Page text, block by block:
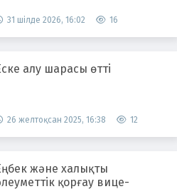
31 шілде 2026, 16:02 16
алу шарасы өтті
26 желтоқсан 2025, 16:38 12
және халықты
қорғау вице-